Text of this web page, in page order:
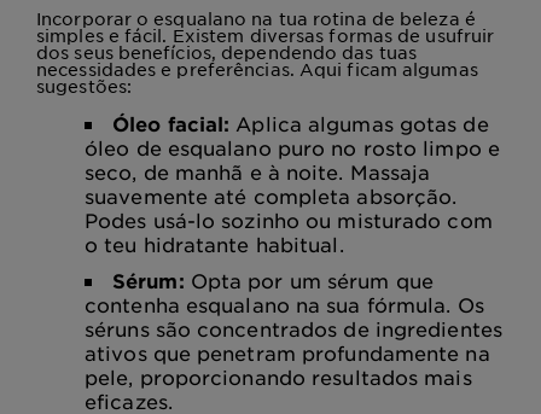
Incorporar o esqualano na tua rotina de beleza é
simples e fácil. Existem diversas formas de usufruir
dos seus benefícios, dependendo das tuas
necessidades e preferências. Aqui ficam algumas
sugestões:
Óleo facial: Aplica algumas gotas de
óleo de esqualano puro no rosto limpo e
seco, de manhã e à noite. Massaja
suavemente até completa absorção.
Podes usá-lo sozinho ou misturado com
o teu hidratante habitual.
Sérum: Opta por um sérum que
contenha esqualano na sua fórmula. Os
séruns são concentrados de ingredientes
ativos que penetram profundamente na
pele, proporcionando resultados mais
eficazes.